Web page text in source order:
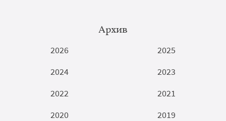
Архив
2026
2025
2024
2023
2022
2021
2020
2019